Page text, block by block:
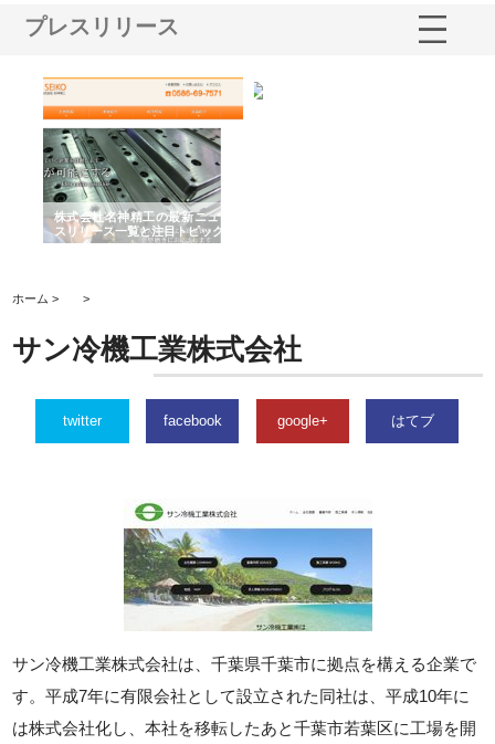
プレスリリース
株式会社名神精工の最新ニュー
スリリース一覧と注目トピック
ホーム > >
サン冷機工業株式会社
twitter facebook google+ はてブ
サン冷機工業株式会社は、千葉県千葉市に拠点を構える企業で
す。平成7年に有限会社として設立された同社は、平成10年に
は株式会社化し、本社を移転したあと千葉市若葉区に工場を開